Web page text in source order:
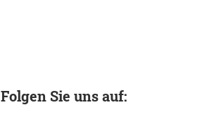
Folgen Sie uns auf: